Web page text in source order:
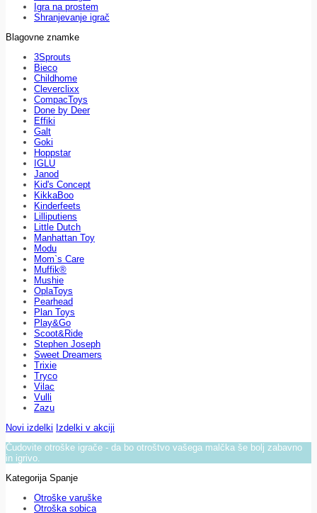
Igra na prostem
Shranjevanje igrač
Blagovne znamke
3Sprouts
Bieco
Childhome
Cleverclixx
CompacToys
Done by Deer
Effiki
Galt
Goki
Hoppstar
IGLU
Janod
Kid's Concept
KikkaBoo
Kinderfeets
Lilliputiens
Little Dutch
Manhattan Toy
Modu
Mom`s Care
Muffik®
Mushie
OplaToys
Pearhead
Plan Toys
Play&Go
Scoot&Ride
Stephen Joseph
Sweet Dreamers
Trixie
Tryco
Vilac
Vulli
Zazu
Novi izdelki Izdelki v akciji
Čudovite otroške igrače - da bo otroštvo vašega malčka še bolj zabavno
in igrivo.
Kategorija Spanje
Otroške varuške
Otroška sobica